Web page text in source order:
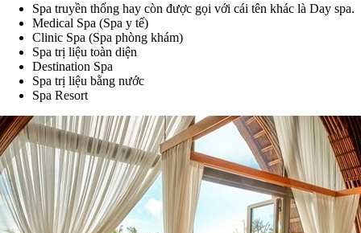
Spa truyền thống hay còn được gọi với cái tên khác là Day spa.
Medical Spa (Spa y tế)
Clinic Spa (Spa phòng khám)
Spa trị liệu toàn diện
Destination Spa
Spa trị liệu bằng nước
Spa Resort